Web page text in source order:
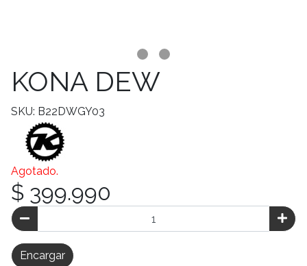
KONA DEW
SKU: B22DWGY03
Agotado.
$ 399.990
Encargar